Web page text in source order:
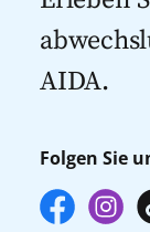
Ihrer
online
AIDA.
Folgen Sie